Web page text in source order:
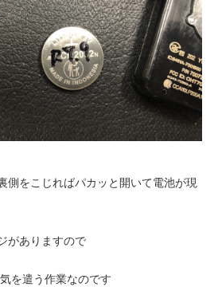
側をこじればパカッと開いて電池が現
がありますので
を遣う作業なのです